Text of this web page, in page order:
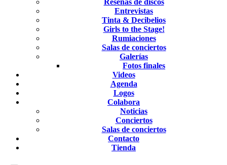
Reseñas de discos
Entrevistas
Tinta & Decibelios
Girls to the Stage!
Rumiaciones
Salas de conciertos
Galerías
Fotos finales
Videos
Agenda
Logos
Colabora
Noticias
Conciertos
Salas de conciertos
Contacto
Tienda